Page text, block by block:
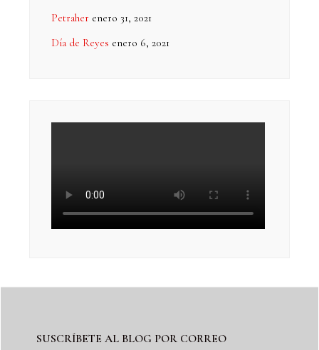
Petraher enero 31, 2021
Día de Reyes enero 6, 2021
SUSCRÍBETE AL BLOG POR CORREO